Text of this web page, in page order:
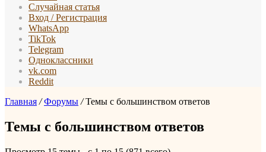
Случайная статья
Вход / Регистрация
WhatsApp
TikTok
Telegram
Одноклассники
vk.com
Reddit
Главная / Форумы / Темы с большинством ответов
Темы с большинством ответов